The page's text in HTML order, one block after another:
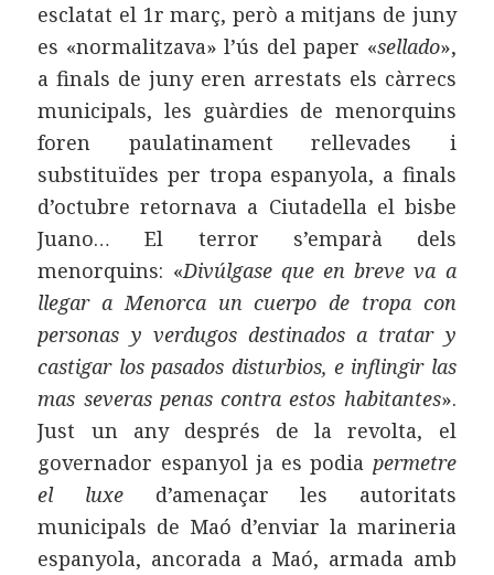
esclatat el 1r març, però a mitjans de juny
es «normalitzava» l’ús del paper «sellado»,
a finals de juny eren arrestats els càrrecs
municipals, les guàrdies de menorquins
foren paulatinament rellevades i
substituïdes per tropa espanyola, a finals
d’octubre retornava a Ciutadella el bisbe
Juano… El terror s’emparà dels
menorquins: «Divúlgase que en breve va a
llegar a Menorca un cuerpo de tropa con
personas y verdugos destinados a tratar y
castigar los pasados disturbios, e inflingir las
mas severas penas contra estos habitantes».
Just un any després de la revolta, el
governador espanyol ja es podia permetre
el luxed’amenaçar les autoritats
municipals de Maó d’enviar la marineria
espanyola, ancorada a Maó, armada amb